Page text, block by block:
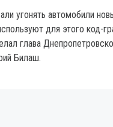
угонять автомобили
для этого код-
глава
Билаш.